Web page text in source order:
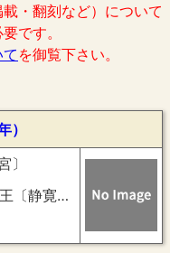
・翻刻など）について
です。
を御覧下さい。
〕
院宮〕御筆